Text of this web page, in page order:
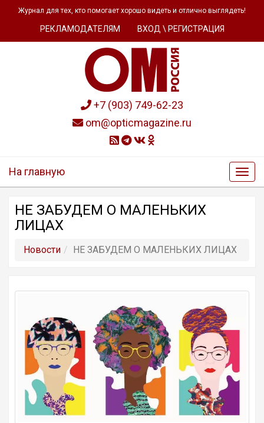
Журнал для тех, кто помогает хорошо видеть и отлично выглядеть!
РЕКЛАМОДАТЕЛЯМ ВХОД \ РЕГИСТРАЦИЯ
+7 (903) 749-62-23
om@opticmagazine.ru
На главную
НЕ ЗАБУДЕМ О МАЛЕНЬКИХ
ЛИЦАХ
Новости НЕ ЗАБУДЕМ О МАЛЕНЬКИХ ЛИЦАХ